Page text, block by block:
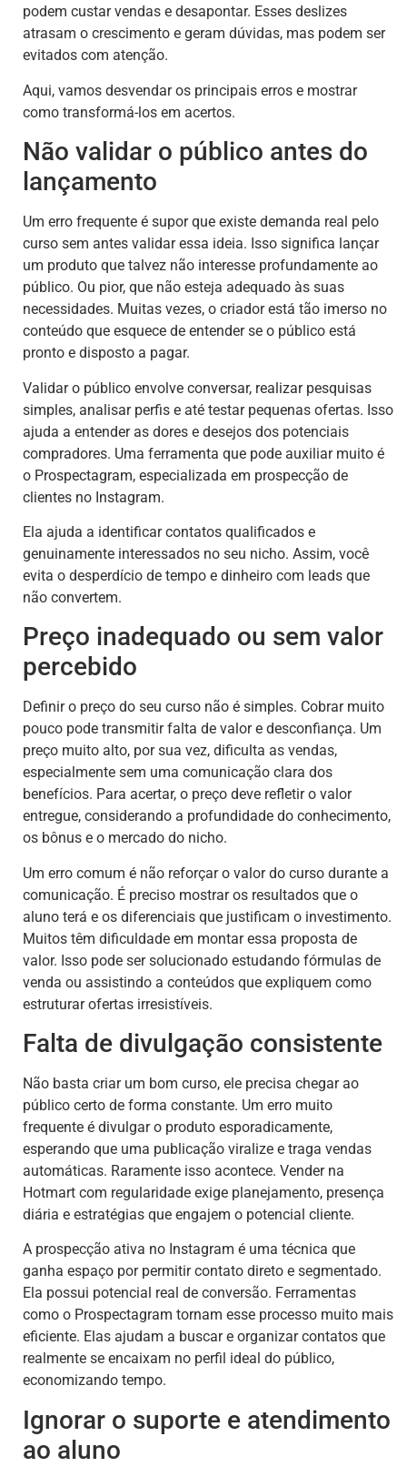
podem custar vendas e desapontar. Esses deslizes
atrasam o crescimento e geram dúvidas, mas podem ser
evitados com atenção.
Aqui, vamos desvendar os principais erros e mostrar
como transformá-los em acertos.
Não validar o público antes do
lançamento
Um erro frequente é supor que existe demanda real pelo
curso sem antes validar essa ideia. Isso significa lançar
um produto que talvez não interesse profundamente ao
público. Ou pior, que não esteja adequado às suas
necessidades. Muitas vezes, o criador está tão imerso no
conteúdo que esquece de entender se o público está
pronto e disposto a pagar.
Validar o público envolve conversar, realizar pesquisas
simples, analisar perfis e até testar pequenas ofertas. Isso
ajuda a entender as dores e desejos dos potenciais
compradores. Uma ferramenta que pode auxiliar muito é
o Prospectagram, especializada em prospecção de
clientes no Instagram.
Ela ajuda a identificar contatos qualificados e
genuinamente interessados no seu nicho. Assim, você
evita o desperdício de tempo e dinheiro com leads que
não convertem.
Preço inadequado ou sem valor
percebido
Definir o preço do seu curso não é simples. Cobrar muito
pouco pode transmitir falta de valor e desconfiança. Um
preço muito alto, por sua vez, dificulta as vendas,
especialmente sem uma comunicação clara dos
benefícios. Para acertar, o preço deve refletir o valor
entregue, considerando a profundidade do conhecimento,
os bônus e o mercado do nicho.
Um erro comum é não reforçar o valor do curso durante a
comunicação. É preciso mostrar os resultados que o
aluno terá e os diferenciais que justificam o investimento.
Muitos têm dificuldade em montar essa proposta de
valor. Isso pode ser solucionado estudando fórmulas de
venda ou assistindo a conteúdos que expliquem como
estruturar ofertas irresistíveis.
Falta de divulgação consistente
Não basta criar um bom curso, ele precisa chegar ao
público certo de forma constante. Um erro muito
frequente é divulgar o produto esporadicamente,
esperando que uma publicação viralize e traga vendas
automáticas. Raramente isso acontece. Vender na
Hotmart com regularidade exige planejamento, presença
diária e estratégias que engajem o potencial cliente.
A prospecção ativa no Instagram é uma técnica que
ganha espaço por permitir contato direto e segmentado.
Ela possui potencial real de conversão. Ferramentas
como o Prospectagram tornam esse processo muito mais
eficiente. Elas ajudam a buscar e organizar contatos que
realmente se encaixam no perfil ideal do público,
economizando tempo.
Ignorar o suporte e atendimento
ao aluno